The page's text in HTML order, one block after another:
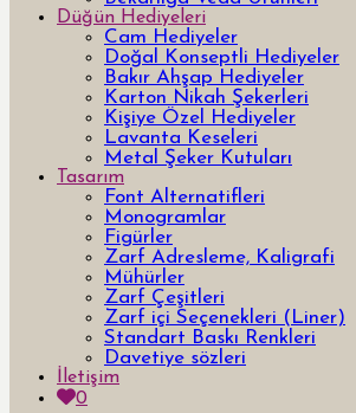
Düğün Hediyeleri
Cam Hediyeler
Doğal Konseptli Hediyeler
Bakır Ahşap Hediyeler
Karton Nikah Şekerleri
Kişiye Özel Hediyeler
Lavanta Keseleri
Metal Şeker Kutuları
Tasarım
Font Alternatifleri
Monogramlar
Figürler
Zarf Adresleme, Kaligrafi
Mühürler
Zarf Çeşitleri
Zarf içi Seçenekleri (Liner)
Standart Baskı Renkleri
Davetiye sözleri
İletişim
0